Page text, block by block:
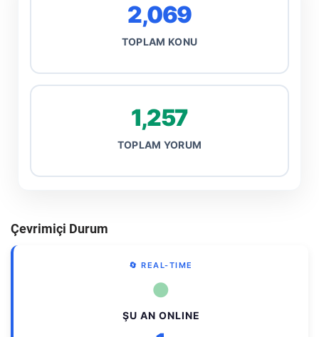
2,069
TOPLAM KONU
1,257
TOPLAM YORUM
Çevrimiçi Durum
🔄 REAL-TIME
●
ŞU AN ONLINE